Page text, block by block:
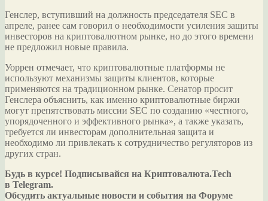
Генслер, вступивший на должность председателя SEC в
апреле, ранее сам говорил о необходимости усиления защиты
инвесторов на криптовалютном рынке, но до этого времени
не предложил новые правила.
Уоррен отмечает, что криптовалютные платформы не
используют механизмы защиты клиентов, которые
применяются на традиционном рынке. Сенатор просит
Генслера объяснить, как именно криптовалютные биржи
могут препятствовать миссии SEC по созданию «честного,
упорядоченного и эффективного рынка», а также указать,
требуется ли инвесторам дополнительная защита и
необходимо ли привлекать к сотрудничество регуляторов из
других стран.
Будь в курсе! Подписывайся на Криптовалюта.Tech
в Telegram.
Обсудить актуальные новости и события на Форуме